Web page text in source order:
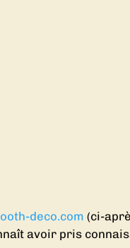
deco.com (ci-
avoir pris